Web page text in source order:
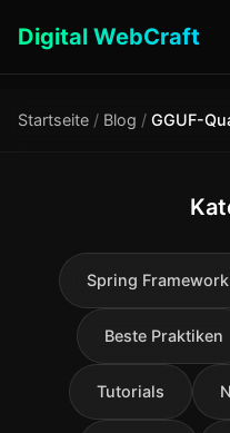
Digital WebCraft
Startseite / Blog /
Spring Framework
Beste Praktiken
Tutorials